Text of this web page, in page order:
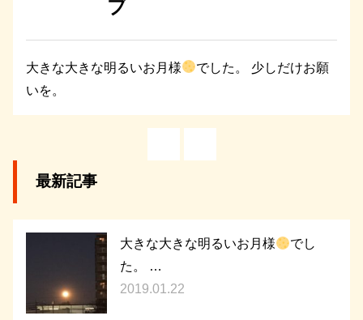
ブ
大きな大きな明るいお月様
でした。 少しだけお願
いを。
最新記事
大きな大きな明るいお月様
でし
た。 …
2019.01.22